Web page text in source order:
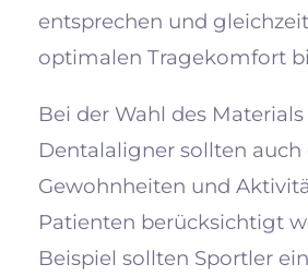
entsprechen und
optimalen Tragekomfort
Bei der Wahl des
Dentalaligner sollten
Gewohnheiten und
Patienten berücksichtigt
Beispiel sollten Sportler